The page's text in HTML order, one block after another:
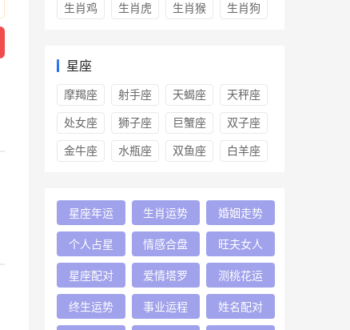
生肖鸡 生肖虎 生肖猴 生肖狗
星座
摩羯座 射手座 天蝎座 天秤座
处女座 狮子座 巨蟹座 双子座
金牛座 水瓶座 双鱼座 白羊座
星座年运 生肖运势 婚姻走势
个人占星 情感合盘 旺夫女人
星座配对 爱情塔罗 测桃花运
终生运势 事业运程 姓名配对